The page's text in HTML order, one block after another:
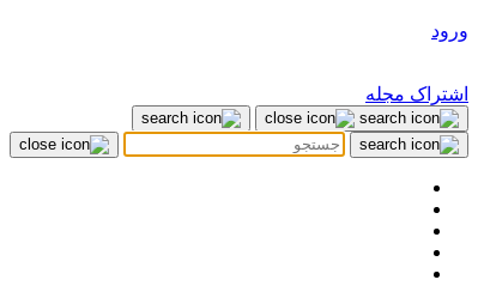
ورود
اشتراک مجله